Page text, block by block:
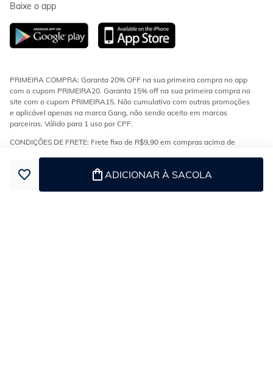
ADICIONAR À SACOLA
Baixe o app
PRIMEIRA COMPRA: Garanta 20% OFF na sua primeira compra no app
com o cupom PRIMEIRA20. Garanta 15% off na sua primeira compra no
site com o cupom PRIMEIRA15. Não cumulativo com outras promoções
e aplicável apenas na marca Gang, não sendo aceito em marcas
parceiras. Válido para 1 uso por CPF.
CONDIÇÕES DE FRETE: Frete fixo de R$9,90 em compras acima de
transportadora e econômica.
ESTOQUE E ENTREGA: Os produtos da loja encontram-se em diferentes